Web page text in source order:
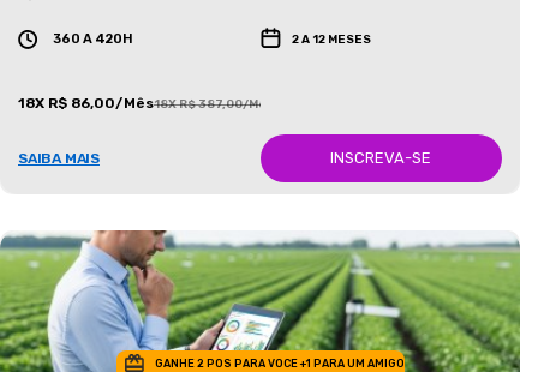
360 A 420H 2 A 12 MESES
18X R$ 86,00/Mês18X R$ 387,00/Mês
SAIBA MAIS INSCREVA-SE
GANHE 2 POS PARA VOCE +1 PARA UM AMIGO